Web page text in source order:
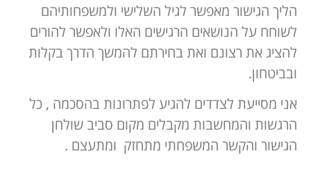
הליך הגישור מאפשר לגיל השלישי ולמשפחותיהם
לשוחח על הנושאים הרגישים האלו ולאפשר להורים
להציג את רצונם ואת בחירתם להמשך הדרך בקלות
ובביטחון.
אני מסייעת לצדדים להגיע לפתרונות בהסכמה , כל
הרגשות והמחשבות מקבלים מקום סביב שולחן
הגישור והקשר המשפחתי מתחזק ומתעצם .